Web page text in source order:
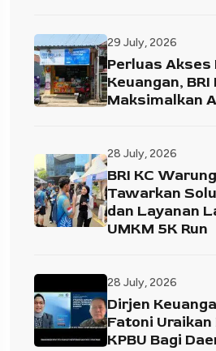
29 July, 2026
Perluas Akses
Keuangan, BRI
Maksimalkan
28 July, 2026
BRI KC
Tawarkan
dan Layanan
UMKM 5K Run
28 July, 2026
Dirjen
Fatoni
KPBU Bagi